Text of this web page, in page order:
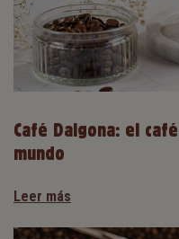
Café Dalgona: el
mundo
Leer más